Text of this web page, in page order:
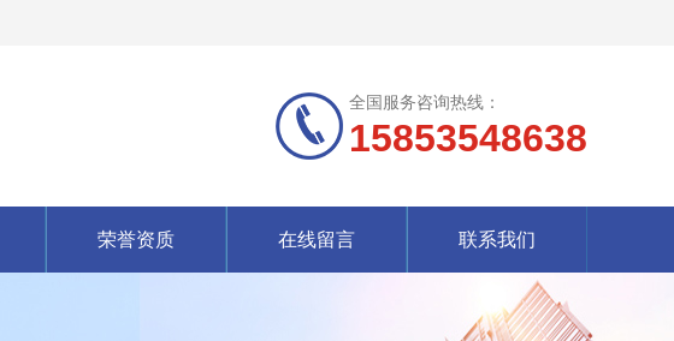
全国服务咨询热线：
15853548638
荣誉资质 在线留言 联系我们